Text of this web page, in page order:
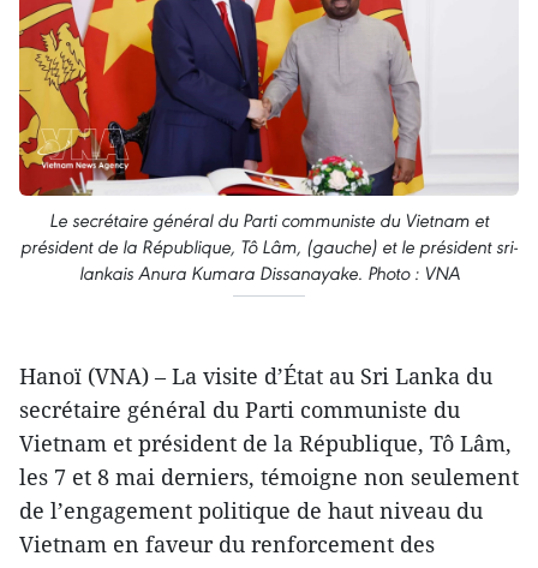
Le secrétaire général du Parti communiste du Vietnam et
président de la République, Tô Lâm, (gauche) et le président sri-
lankais Anura Kumara Dissanayake. Photo : VNA
Hanoï (VNA) – La visite d’État au Sri Lanka du
secrétaire général du Parti communiste du
Vietnam et président de la République, Tô Lâm,
les 7 et 8 mai derniers, témoigne non seulement
de l’engagement politique de haut niveau du
Vietnam en faveur du renforcement des